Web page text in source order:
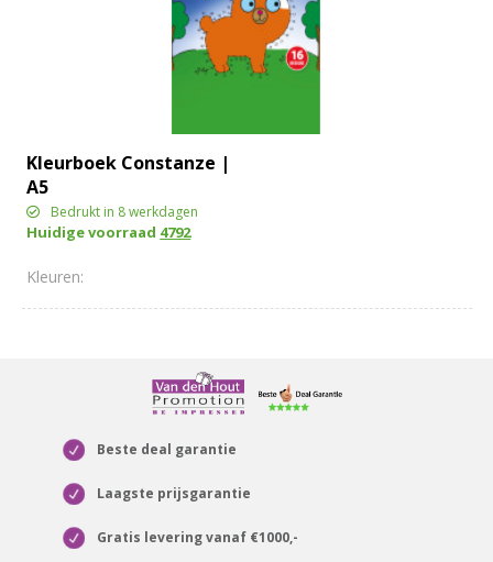
Kleurboek Constanze |
A5
Bedrukt in 8 werkdagen
Huidige voorraad 4792
Beste deal garantie
Laagste prijsgarantie
Gratis levering vanaf €1000,-